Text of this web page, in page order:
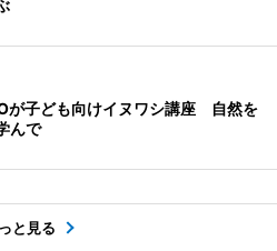
が子ども向けイヌワシ講座 自然を
んで
と見る